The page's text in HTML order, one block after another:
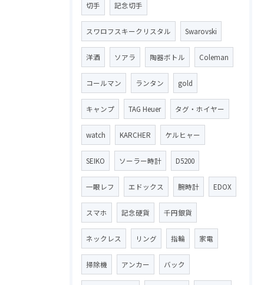
切手 記念切手
スワロフスキークリスタル Swarovski
洋酒 ソアラ 陶器ボトル Coleman
コールマン ランタン gold
キャンプ TAG Heuer タグ・ホイヤー
watch KARCHER ケルヒャー
SEIKO ソーラー時計 D5200
一眼レフ エドックス 腕時計 EDOX
スマホ 記念硬貨 千円銀貨
ネックレス リング 指輪 家電
掃除機 アンカー バック